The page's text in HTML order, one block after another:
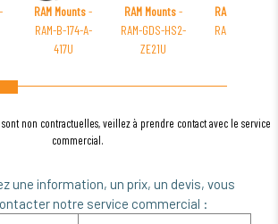
RAM Mounts-
RAM-B-174-A-
417U
RAM Mounts-
RAM-GDS-HS2-
ZE21U
RAM Mounts
RAM-D-162AU
non contractuelles, veillez à prendre contact avec le service
commercial.
une information, un prix, un devis, vous
notre service commercial :